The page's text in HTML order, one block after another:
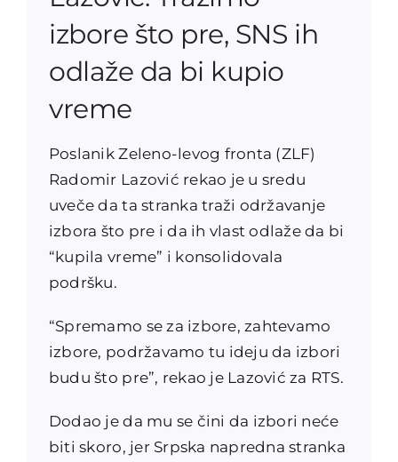
izbore što pre, SNS ih
odlaže da bi kupio
vreme
Poslanik Zeleno-levog fronta (ZLF)
Radomir Lazović rekao je u sredu
uveče da ta stranka traži održavanje
izbora što pre i da ih vlast odlaže da bi
“kupila vreme” i konsolidovala
podršku.
“Spremamo se za izbore, zahtevamo
izbore, podržavamo tu ideju da izbori
budu što pre”, rekao je Lazović za RTS.
Dodao je da mu se čini da izbori neće
biti skoro, jer Srpska napredna stranka